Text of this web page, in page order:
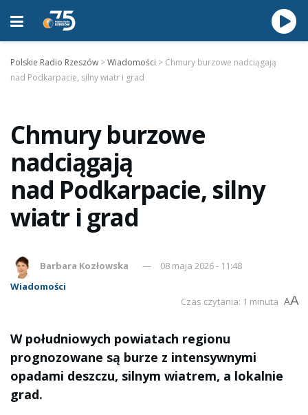
Polskie Radio Rzeszów >Wiadomości > Chmury burzowe nadciągają
nad Podkarpacie, silny wiatr i grad
Chmury burzowe
nadciągają
nad Podkarpacie, silny
wiatr i grad
Barbara Kozłowska
08 maja 2026 - 11:48
Wiadomości
Czas czytania: 1 minuta AA
W południowych powiatach regionu
prognozowane są burze z intensywnymi
opadami deszczu, silnym wiatrem, a lokalnie
grad.